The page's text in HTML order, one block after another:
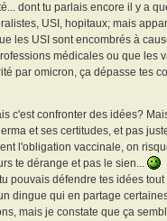
dont tu parlais encore il y a
USI, hopitaux; mais
les USI sont encombrés à
médicales ou que les
par omicron, ça dépasse tes
c'est confronter des idées?
et ses certitudes, et pas
l'obligation vaccinale, on
te dérange et pas le sien...
pouvais défendre tes idées
dingue qui en partage
mais je constate que ça